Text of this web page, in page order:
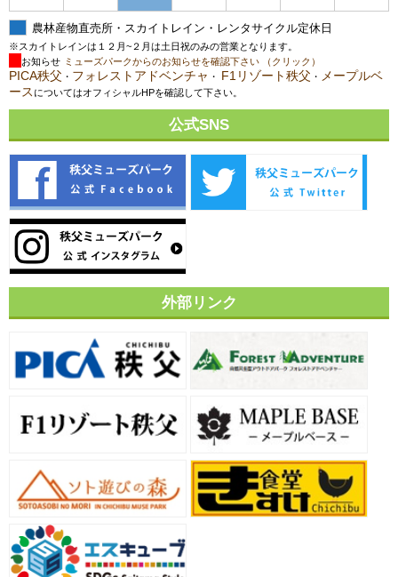
農林産物直売所・スカイトレイン・レンタサイクル定休日
※スカイトレインは１２月~２月は土日祝のみの営業となります。
お知らせ ミューズパークからのお知らせを確認下さい （クリック）
PICA秩父 ・ フォレストアドベンチャ ・ F1リゾート秩父 ・ メープルベ
ース についてはオフィシャルHPを確認して下さい。
公式SNS
外部リンク